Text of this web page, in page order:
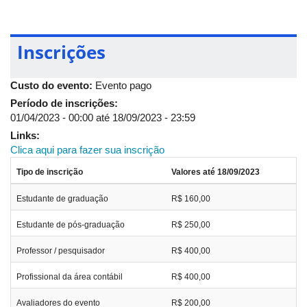
Métodos quantitativos aplicados à contabilidade e
finanças etc.
Engloba estudo de modelos, métodos, técnicas e instrumentos
que visam o aprimoramento e a melhoria de todo o processo de
ensino-aprendizagem e das construções de trabalhos
científicos em todas as áreas do campo de conhecimento das
Ciências Contábeis. Entre outros, são temas de interesse
vinculados à área de Educação e Pesquisa em Contabilidade:
Avaliação do processo de ensino-aprendizagem e
avaliação institucional;
Estruturas curriculares;
Educação à distância;
Modelos colaborativos virtuais;
Formação profissional e formação continuada;
Estilos de aprendizagem;
Tecnologias educacionais;
Inscrições
Custo do evento: Evento pago
Período de inscrições:
01/04/2023 - 00:00 até 18/09/2023 - 23:59
Links:
Clica aqui para fazer sua inscrição
Tipo de inscrição Valores até 18/09/2023
Estudante de graduação R$ 160,00
Estudante de pós-graduação R$ 250,00
Professor / pesquisador R$ 400,00
Profissional da área contábil R$ 400,00
Avaliadores do evento R$ 200,00